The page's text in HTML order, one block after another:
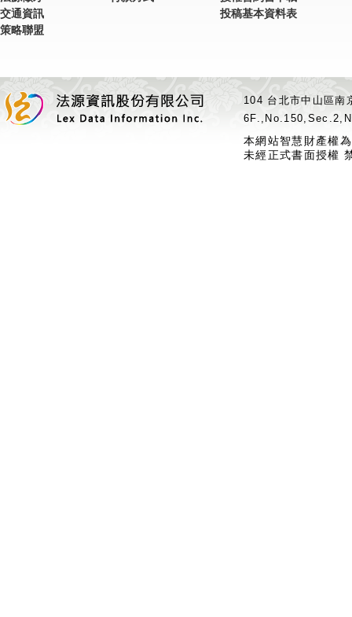
交通資訊
策略聯盟
投稿基本資料表
104 台北市中山區
本網站智慧財產權
未經正式書面授權